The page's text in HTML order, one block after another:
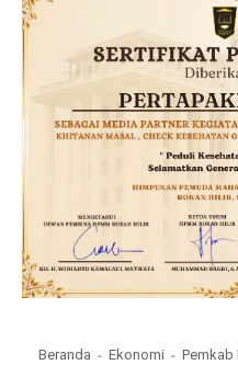
Beranda Ekonomi
Pemkab